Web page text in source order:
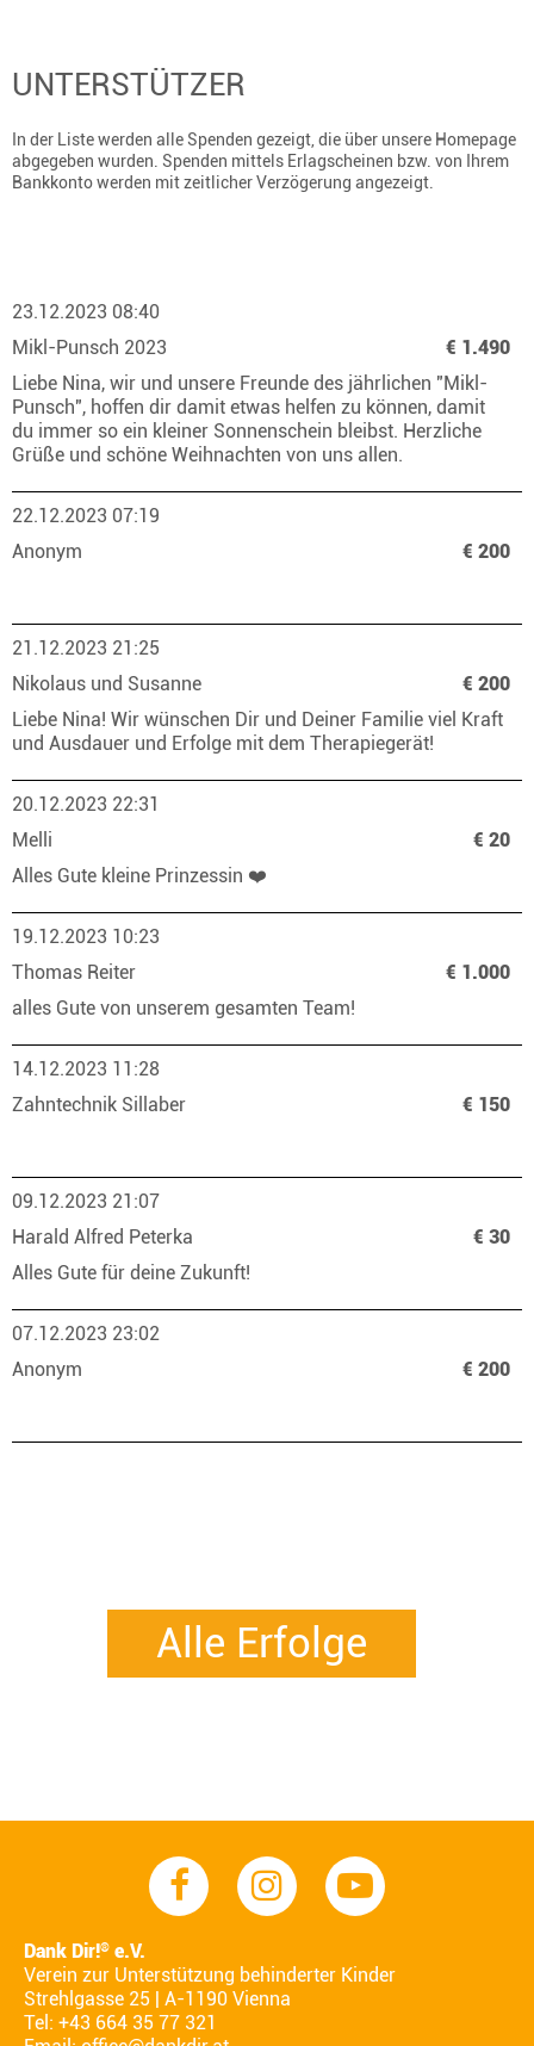
UNTERSTÜTZER
In der Liste werden alle Spenden gezeigt, die über unsere Homepage
abgegeben wurden. Spenden mittels Erlagscheinen bzw. von Ihrem
Bankkonto werden mit zeitlicher Verzögerung angezeigt.
23.12.2023 08:40
Mikl-Punsch 2023
€ 1.490
Liebe Nina, wir und unsere Freunde des jährlichen "Mikl-
Punsch", hoffen dir damit etwas helfen zu können, damit
du immer so ein kleiner Sonnenschein bleibst. Herzliche
Grüße und schöne Weihnachten von uns allen.
22.12.2023 07:19
Anonym
€ 200
21.12.2023 21:25
Nikolaus und Susanne
€ 200
Liebe Nina! Wir wünschen Dir und Deiner Familie viel Kraft
und Ausdauer und Erfolge mit dem Therapiegerät!
20.12.2023 22:31
Melli
€ 20
Alles Gute kleine Prinzessin ❤️
19.12.2023 10:23
Thomas Reiter
€ 1.000
alles Gute von unserem gesamten Team!
14.12.2023 11:28
Zahntechnik Sillaber
€ 150
09.12.2023 21:07
Harald Alfred Peterka
€ 30
Alles Gute für deine Zukunft!
07.12.2023 23:02
Anonym
€ 200
Alle Erfolge
Dank Dir!® e.V.
Verein zur Unterstützung behinderter Kinder
Strehlgasse 25 | A-1190 Vienna
Tel: +43 664 35 77 321